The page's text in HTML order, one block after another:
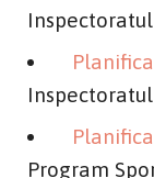
Program